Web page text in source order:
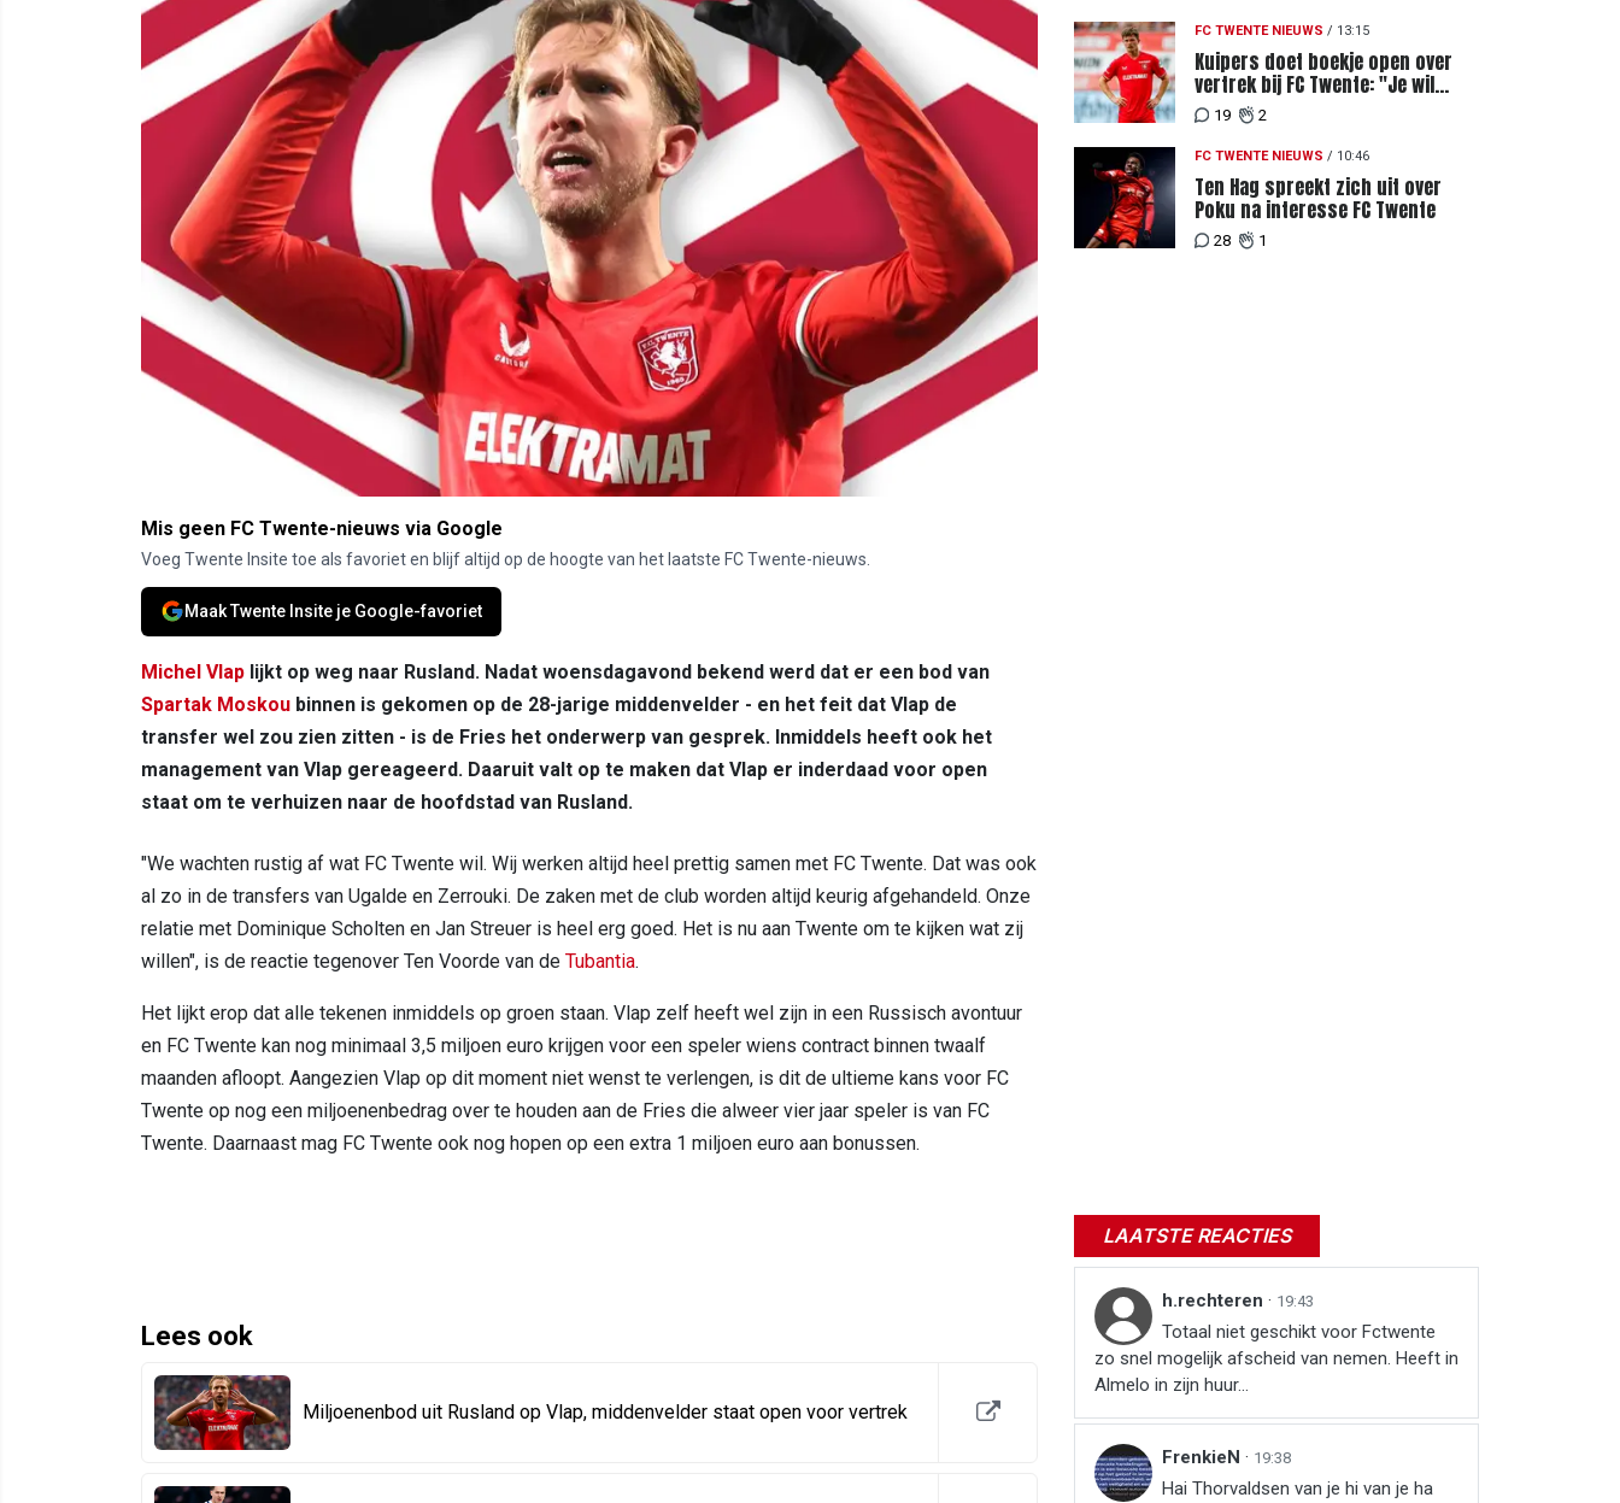
Mis geen FC Twente-nieuws via Google
Voeg Twente Insite toe als favoriet en blijf altijd op de hoogte van het laatste FC Twente-nieuws.
Maak Twente Insite je Google-favoriet
Michel Vlap lijkt op weg naar Rusland. Nadat woensdagavond bekend werd dat er een bod van
Spartak Moskou binnen is gekomen op de 28-jarige middenvelder - en het feit dat Vlap de
transfer wel zou zien zitten - is de Fries het onderwerp van gesprek. Inmiddels heeft ook het
management van Vlap gereageerd. Daaruit valt op te maken dat Vlap er inderdaad voor open
staat om te verhuizen naar de hoofdstad van Rusland.
"We wachten rustig af wat FC Twente wil. Wij werken altijd heel prettig samen met FC Twente. Dat was ook
al zo in de transfers van Ugalde en Zerrouki. De zaken met de club worden altijd keurig afgehandeld. Onze
relatie met Dominique Scholten en Jan Streuer is heel erg goed. Het is nu aan Twente om te kijken wat zij
willen", is de reactie tegenover Ten Voorde van de Tubantia.
Het lijkt erop dat alle tekenen inmiddels op groen staan. Vlap zelf heeft wel zijn in een Russisch avontuur
en FC Twente kan nog minimaal 3,5 miljoen euro krijgen voor een speler wiens contract binnen twaalf
maanden afloopt. Aangezien Vlap op dit moment niet wenst te verlengen, is dit de ultieme kans voor FC
Twente op nog een miljoenenbedrag over te houden aan de Fries die alweer vier jaar speler is van FC
Twente. Daarnaast mag FC Twente ook nog hopen op een extra 1 miljoen euro aan bonussen.
Lees ook
Miljoenenbod uit Rusland op Vlap, middenvelder staat open voor vertrek
FC TWENTE NIEUWS / 13:15
Kuipers doet boekje open over
vertrek bij FC Twente: "Je wil
ergens heen waar mensen je
waarderen"
19 2
FC TWENTE NIEUWS / 10:46
Ten Hag spreekt zich uit over
Poku na interesse FC Twente
28 1
LAATSTE REACTIES
h.rechteren · 19:43
Totaal niet geschikt voor Fctwente
zo snel mogelijk afscheid van nemen. Heeft in
Almelo in zijn huur...
FrenkieN · 19:38
Hai Thorvaldsen van je hi van je ha